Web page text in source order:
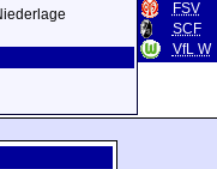
FSV
SCF
VfL W